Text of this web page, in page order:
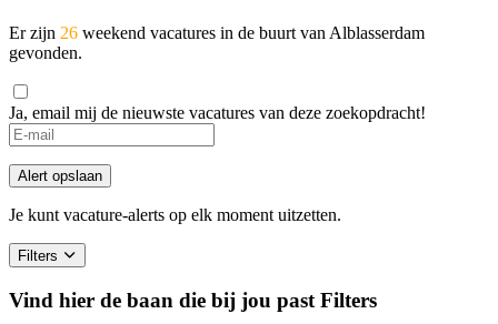
Er zijn 26 weekend vacatures in de buurt van Alblasserdam
gevonden.
Ja, email mij de nieuwste vacatures van deze zoekopdracht!
Alert opslaan
Je kunt vacature-alerts op elk moment uitzetten.
Filters
Vind hier de baan die bij jou past Filters